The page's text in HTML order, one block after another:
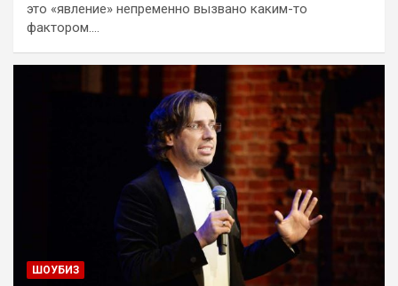
это «явление» непременно вызвано каким-то
фактором.…
ШОУБИЗ